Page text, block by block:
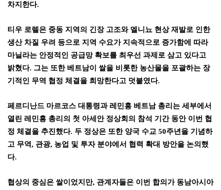
차지한다.
티우 로렐은 중동 지역의 긴장 고조와 엘니뇨 현상 재발로 인한
생산 차질 우려 등으로 지역 수요가 지속적으로 증가함에 따라
마닐라는 안정적인 공급망 확보를 최우선 과제로 삼고 있다고
밝혔다. 그는 또한 베트남이 쌀을 비롯한 농산물을 포괄하는 장
기적인 무역 협정 체결을 희망한다고 덧붙였다.
페르디난드 마르코스 대통령과 레민흥 베트남 총리는 세부에서
열린 레민흥 총리의 첫 아세안 정상회의 참석 기간 동안 이번 협
정 체결을 추진했다. 두 정상은 또한 양국 수교 50주년을 기념하
고 무역, 관광, 농업 및 투자 분야에서 협력 확대 방안을 논의했
다.
협상의 중심은 쌀이었지만, 관계자들은 이번 합의가 동남아시아